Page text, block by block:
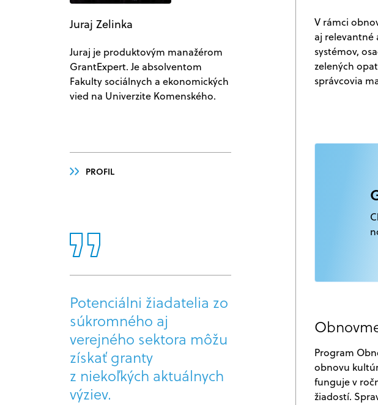
Juraj Zelinka
Juraj je produktovým manažérom
GrantExpert. Je absolventom
Fakulty sociálnych a ekonomických
vied na Univerzite Komenského.
PROFIL
Potenciálni žiadatelia zo
súkromného aj
verejného sektora môžu
získať granty
z niekoľkých aktuálnych
výziev.
V rámci
aj relevantné
systémov,
zelených
správcovia
Program
obnovu
funguje v
žiadostí.